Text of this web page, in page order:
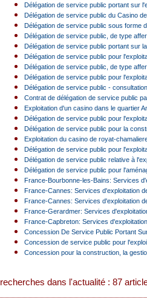
Délégation de service public portant sur
Délégation de service public du Casino
Délégation de service public sous forme
Délégation de service public, de type
Délégation de service public portant sur
Délégation de service public pour
Délégation de service public, de type
Délégation de service public pour
Délégation de service public -
Contrat de délégation de service public
Exploitation d'un casino dans le quartier
Délégation de service public pour
Délégation de service public pour la
Exploitation du casino de royat-
Délégation de service public pour
Délégation de service public relative à
Délégation de service public pour
France-Bourbonne-les-Bains: Services
France-Cannes: Services d'exploitation
France-Cannes: Services d'exploitation
France-Gerardmer: Services
France-Capbreton: Services
Concession De Service Public Portant
Concession de service public pour
Concession pour la construction, la
recherches dans l'actualité : 87